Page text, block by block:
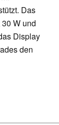
Das
W und
Display
den